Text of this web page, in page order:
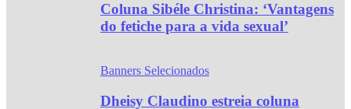
Coluna Sibéle Christina: ‘Vantagens
do fetiche para a vida sexual’
Banners Selecionados
Dheisy Claudino estreia coluna